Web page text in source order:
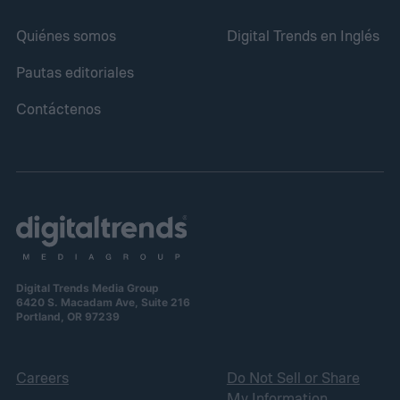
Quiénes somos
Pautas editoriales
Contáctenos
Digital Trends en Inglés
Digital Trends Media Group
6420 S. Macadam Ave, Suite 216
Portland, OR 97239
Careers
Do Not Sell or Share